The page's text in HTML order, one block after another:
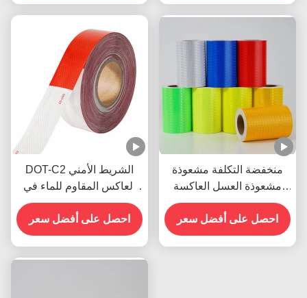
DOT-C2 الشريط الأمني
العاكس المقاوم للماء في
الأحمر والأبيض الملصق
الضوئي للمقطورات علامات
المرور المنتج
احصل على أفضل سعر
منخفضة التكلفة مشعوذة
مشعوذة العسل العاكسة
الضوء الآمن علامة شريط
احصل على أفضل سعر